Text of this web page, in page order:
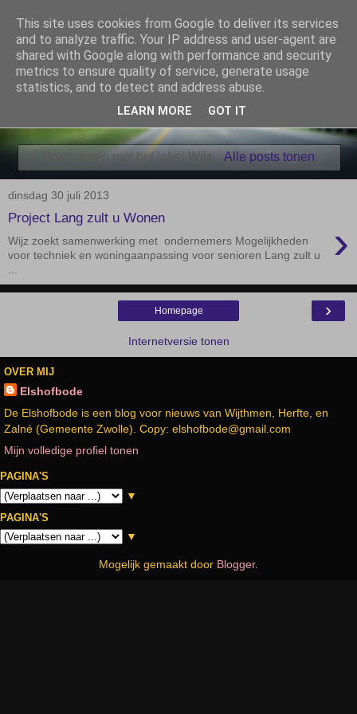
De Elshofbode
Nieuws uit Wijthmen, Herfte en Zalné.
Posts tonen met het label Wijz. Alle posts tonen
dinsdag 30 juli 2013
Project Lang zult u Wonen ›
Wijz zoekt samenwerking met ondernemers Mogelijkheden
voor techniek en woningaanpassing voor senioren Lang zult u
›
Homepage
Internetversie tonen
OVER MIJ
Elshofbode
De Elshofbode is een blog voor nieuws van Wijthmen, Herfte, en
Zalné (Gemeente Zwolle). Copy: elshofbode@gmail.com
Mijn volledige profiel tonen
PAGINA'S
▼
PAGINA'S
▼
Mogelijk gemaakt door Blogger.
This site uses cookies from Google to deliver its services
and to analyze traffic. Your IP address and user-agent are
shared with Google along with performance and security
metrics to ensure quality of service, generate usage
statistics, and to detect and address abuse.
LEARN MORE GOT IT